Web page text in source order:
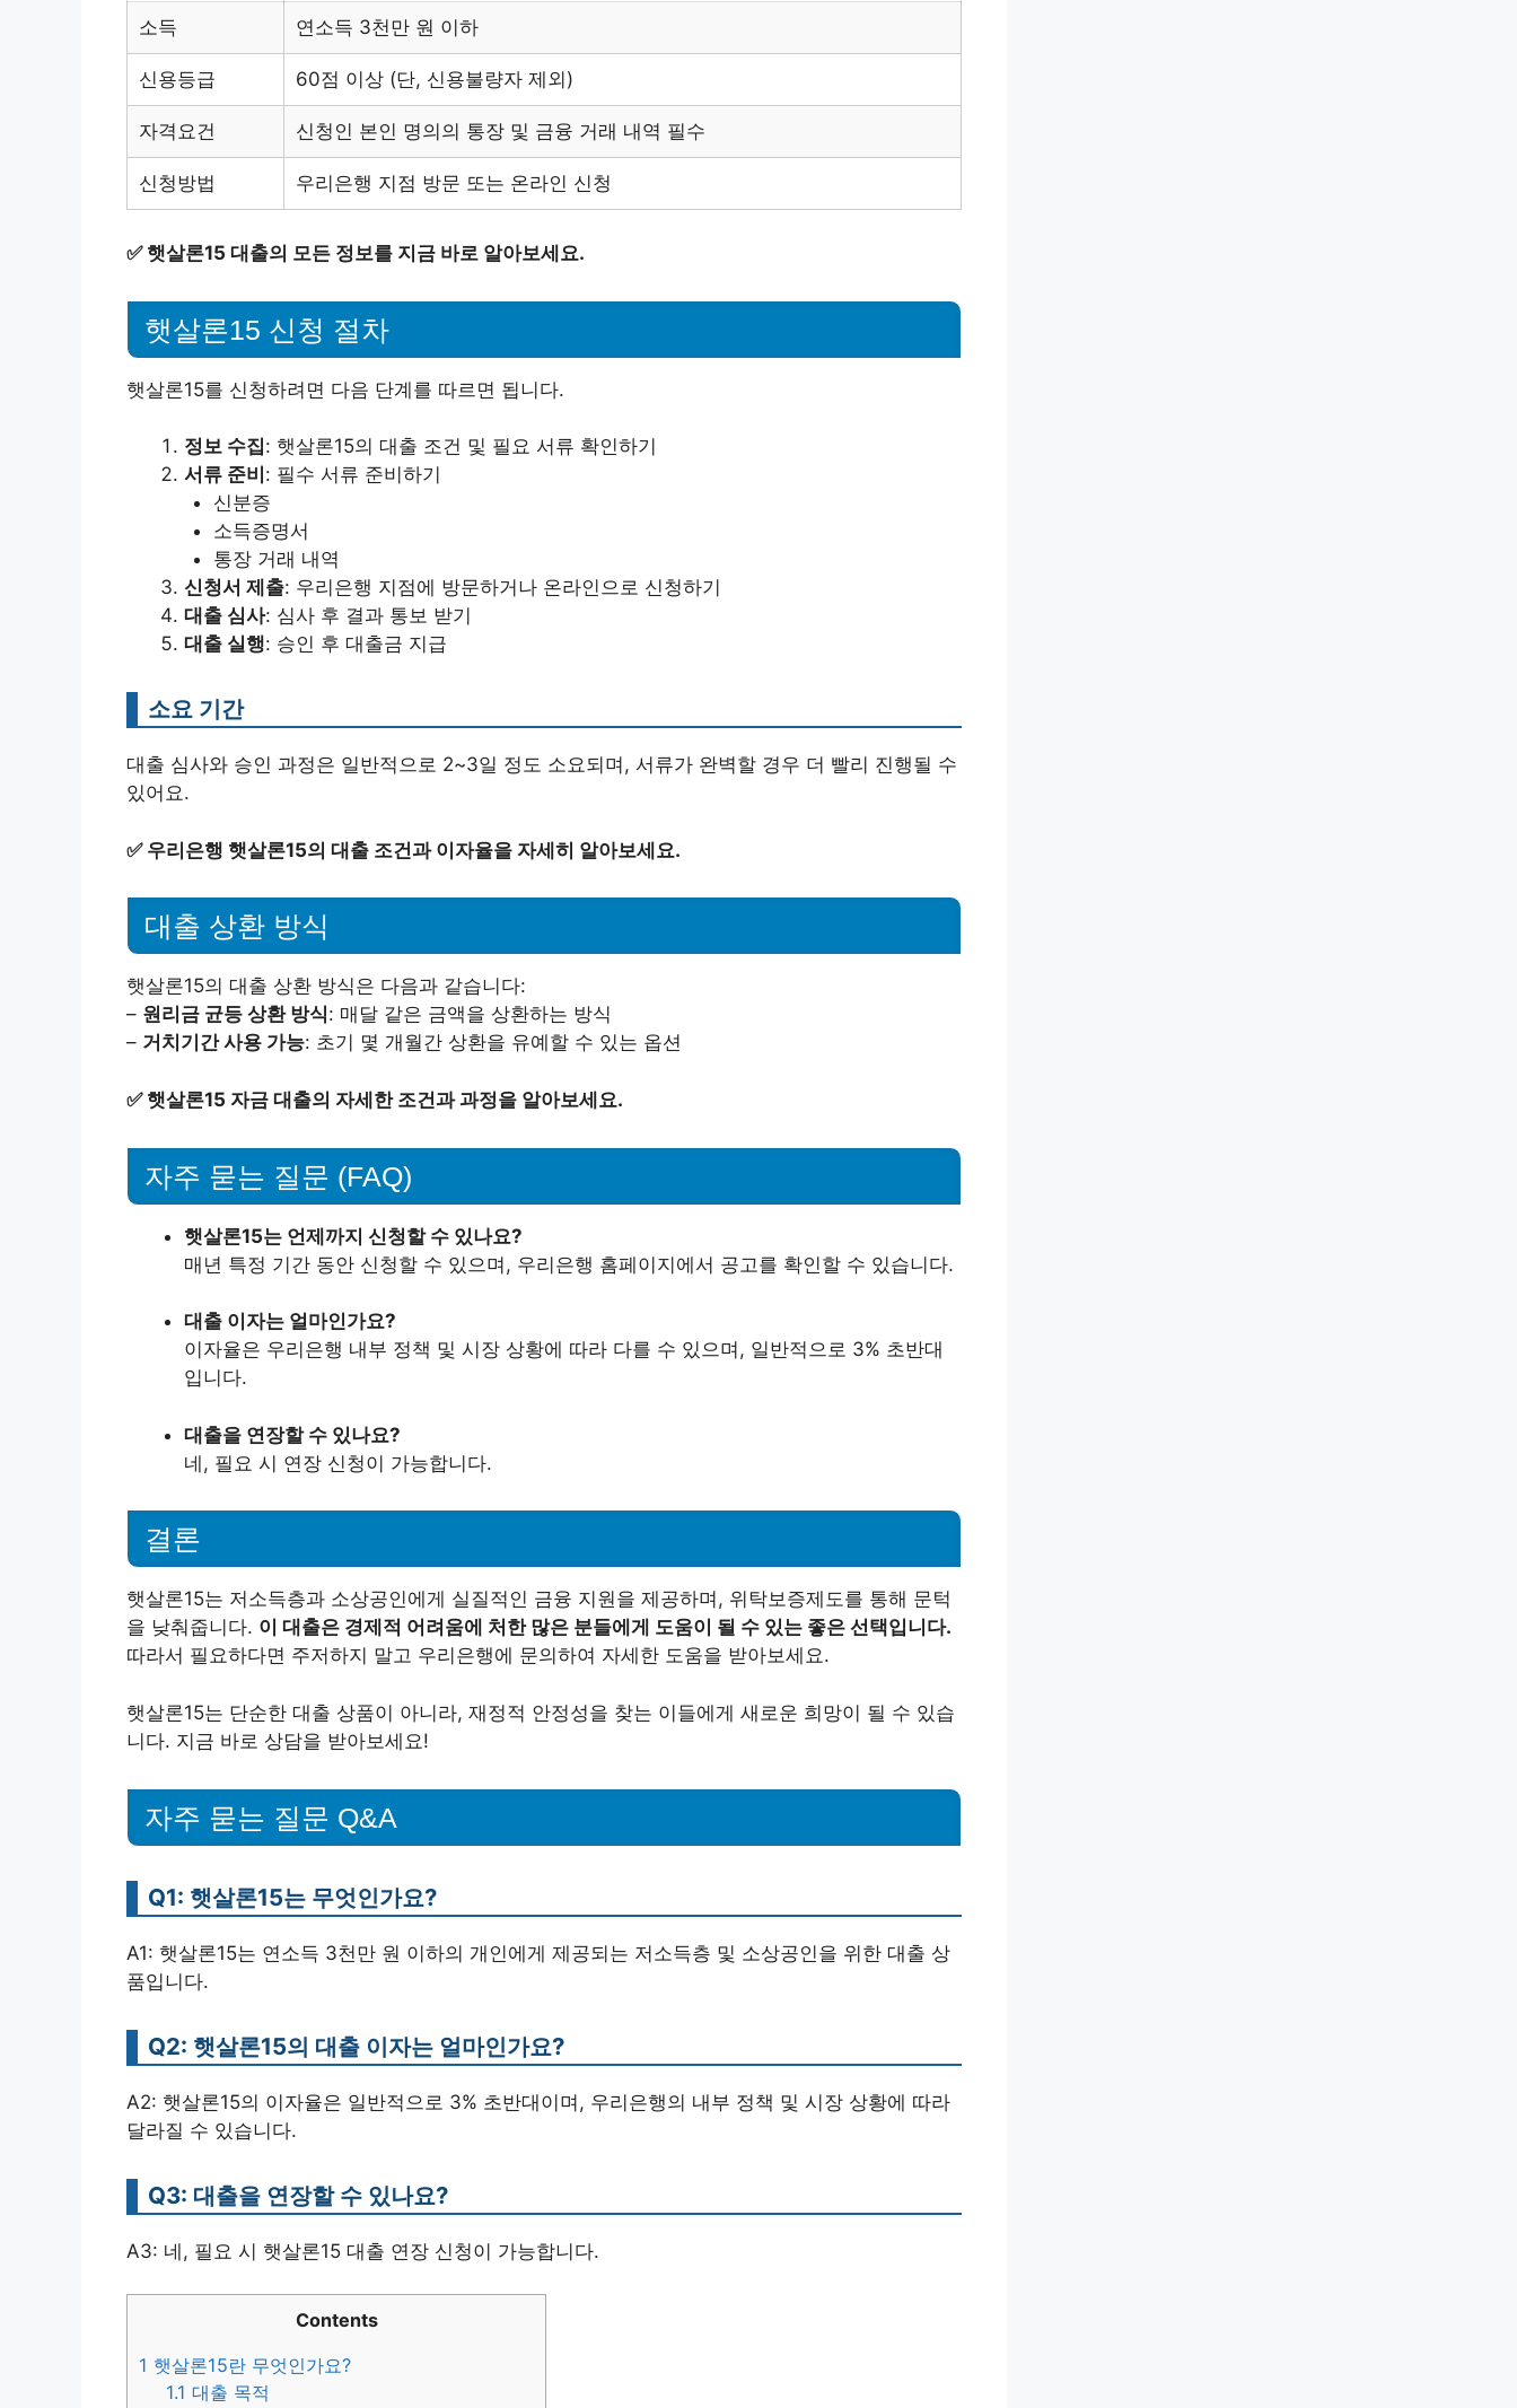
소득 연소득 3천만 원 이하
신용등급 60점 이상 (단, 신용불량자 제외)
자격요건 신청인 본인 명의의 통장 및 금융 거래 내역 필수
신청방법 우리은행 지점 방문 또는 온라인 신청
✅ 햇살론15 대출의 모든 정보를 지금 바로 알아보세요.
햇살론15 신청 절차
햇살론15를 신청하려면 다음 단계를 따르면 됩니다.
정보 수집: 햇살론15의 대출 조건 및 필요 서류 확인하기
서류 준비 : 필수 서류 준비하기
신분증
소득증명서
통장 거래 내역
신청서 제출: 우리은행 지점에 방문하거나 온라인으로 신청하기
대출 심사: 심사 후 결과 통보 받기
대출 실행: 승인 후 대출금 지급
소요 기간
대출 심사와 승인 과정은 일반적으로 2~3일 정도 소요되며, 서류가 완벽할 경우 더 빨리 진행될 수
있어요.
✅ 우리은행 햇살론15의 대출 조건과 이자율을 자세히 알아보세요.
대출 상환 방식
햇살론15의 대출 상환 방식은 다음과 같습니다:
– 원리금 균등 상환 방식: 매달 같은 금액을 상환하는 방식
– 거치기간 사용 가능: 초기 몇 개월간 상환을 유예할 수 있는 옵션
✅ 햇살론15 자금 대출의 자세한 조건과 과정을 알아보세요.
자주 묻는 질문 (FAQ)
햇살론15는 언제까지 신청할 수 있나요?
매년 특정 기간 동안 신청할 수 있으며, 우리은행 홈페이지에서 공고를 확인할 수 있습니다.
대출 이자는 얼마인가요?
이자율은 우리은행 내부 정책 및 시장 상황에 따라 다를 수 있으며, 일반적으로 3% 초반대
입니다.
대출을 연장할 수 있나요?
네, 필요 시 연장 신청이 가능합니다.
결론
햇살론15는 저소득층과 소상공인에게 실질적인 금융 지원을 제공하며, 위탁보증제도를 통해 문턱
을 낮춰줍니다. 이 대출은 경제적 어려움에 처한 많은 분들에게 도움이 될 수 있는 좋은 선택입니다.
따라서 필요하다면 주저하지 말고 우리은행에 문의하여 자세한 도움을 받아보세요.
햇살론15는 단순한 대출 상품이 아니라, 재정적 안정성을 찾는 이들에게 새로운 희망이 될 수 있습
니다. 지금 바로 상담을 받아보세요!
자주 묻는 질문 Q&A
Q1: 햇살론15는 무엇인가요?
A1: 햇살론15는 연소득 3천만 원 이하의 개인에게 제공되는 저소득층 및 소상공인을 위한 대출 상
품입니다.
Q2: 햇살론15의 대출 이자는 얼마인가요?
A2: 햇살론15의 이자율은 일반적으로 3% 초반대이며, 우리은행의 내부 정책 및 시장 상황에 따라
달라질 수 있습니다.
Q3: 대출을 연장할 수 있나요?
A3: 네, 필요 시 햇살론15 대출 연장 신청이 가능합니다.
Contents
1 햇살론15란 무엇인가요?
1.1 대출 목적